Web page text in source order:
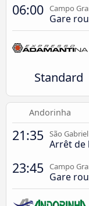
06:00 Campo
Gare
Standard
Andorinha
21:35 São
Arrêt de
23:45 Campo
Gare